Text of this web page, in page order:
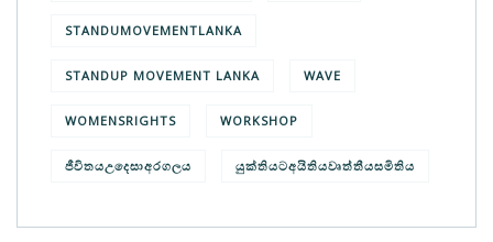
STANDUMOVEMENTLANKA
STANDUP MOVEMENT LANKA WAVE
WOMENSRIGHTS WORKSHOP
ජීවිතයඋදෙසාඅරගලය යුක්තියටඅයිතියවෘත්තීයසමිතිය